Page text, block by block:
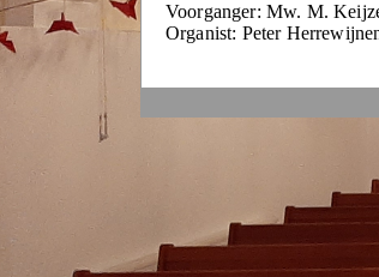
Voorganger: Mw. M.
Organist: Peter